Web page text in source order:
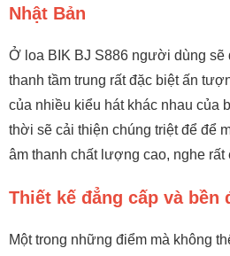
Nhật Bản
Ở loa BIK BJ S886 người dùng
thanh tầm trung rất đặc biệt ấn
của nhiều kiểu hát khác nhau của
thời sẽ cải thiện chúng triệt để để
âm thanh chất lượng cao, nghe
Thiết kế đẳng cấp và bền
Một trong những điểm mà không